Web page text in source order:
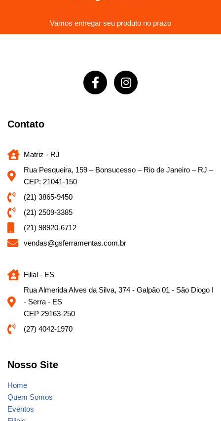
Vamos entregar seu produto no prazo
Contato
Matriz - RJ
Rua Pesqueira, 159 – Bonsucesso – Rio de Janeiro – RJ –
CEP: 21041-150
(21) 3865-9450
(21) 2509-3385
(21) 98920-6712
vendas@gsferramentas.com.br
Filial - ES
Rua Almerida Alves da Silva, 374 - Galpão 01 - São Diogo I
- Serra - ES
CEP 29163-250
(27) 4042-1970
Nosso Site
Home
Quem Somos
Eventos